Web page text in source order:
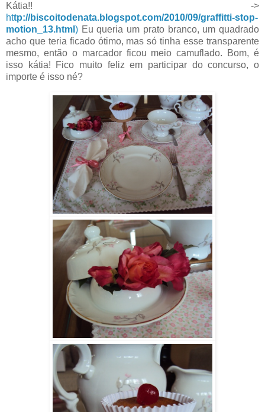
Kátia!! ->
http://biscoitodenata.blogspot.com/2010/09/graffitti-stop-
motion_13.html ) Eu queria um prato branco, um quadrado
acho que teria ficado ótimo, mas só tinha esse transparente
mesmo, então o marcador ficou meio camuflado. Bom, é
isso kátia! Fico muito feliz em participar do concurso, o
importe é isso né?